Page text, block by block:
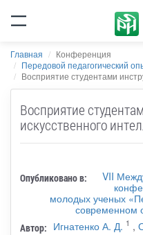
Главная
Конференция
Передовой педагогический
Восприятие студентами
Восприятие
искусственного
Опубликовано в:
VII
молодых ученых
современном
Автор: Игнатенко А. Д. 1 ,